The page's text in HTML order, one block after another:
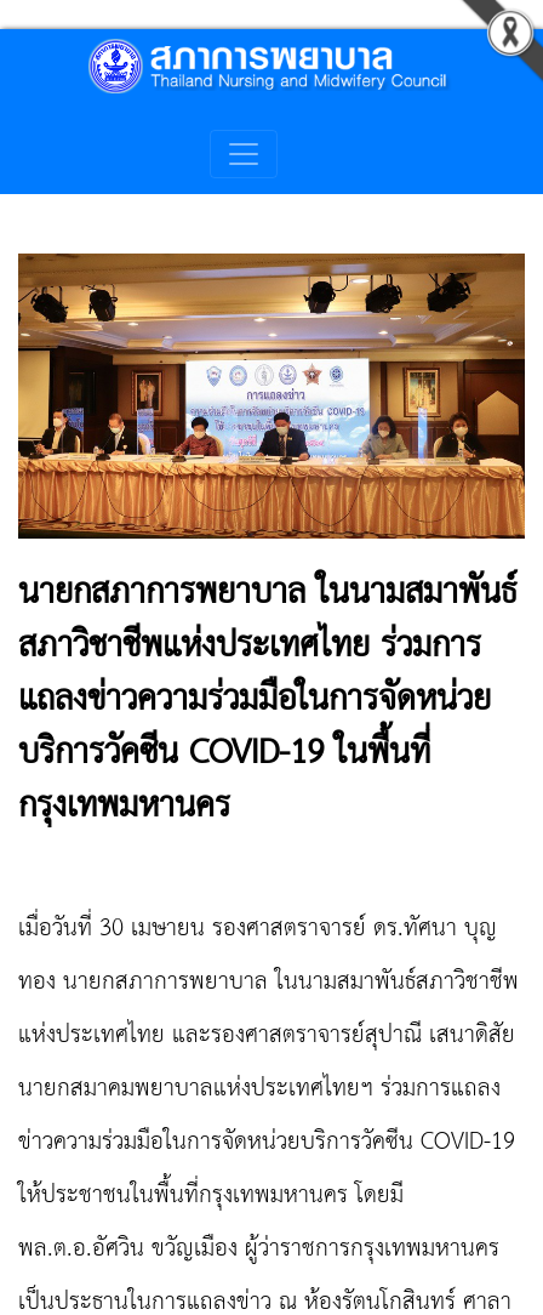
นายกสภาการพยาบาล ในนามสมาพันธ์
สภาวิชาชีพแห่งประเทศไทย ร่วมการ
แถลงข่าวความร่วมมือในการจัดหน่วย
บริการวัคซีน COVID-19 ในพื้นที่
กรุงเทพมหานคร
เมื่อวันที่ 30 เมษายน รองศาสตราจารย์ ดร.ทัศนา บุญ
ทอง นายกสภาการพยาบาล ในนามสมาพันธ์สภาวิชาชีพ
แห่งประเทศไทย และรองศาสตราจารย์สุปาณี เสนาดิสัย
นายกสมาคมพยาบาลแห่งประเทศไทยฯ ร่วมการแถลง
ข่าวความร่วมมือในการจัดหน่วยบริการวัคซีน COVID-19
ให้ประชาชนในพื้นที่กรุงเทพมหานคร โดยมี
พล.ต.อ.อัศวิน ขวัญเมือง ผู้ว่าราชการกรุงเทพมหานคร
เป็นประธานในการแถลงข่าว ณ ห้องรัตนโกสินทร์ ศาลา